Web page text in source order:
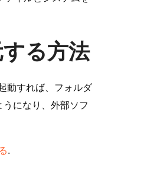
る方法
動すれば、フォルダ
になり、外部ソフ
.